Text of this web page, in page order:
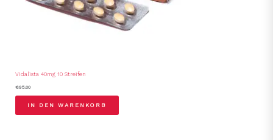
Vidalista 40mg 10 Streifen
€95.00
IN DEN WARENKORB